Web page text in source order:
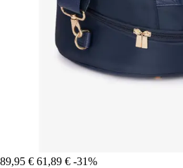
89,95 € 61,89 € -31%